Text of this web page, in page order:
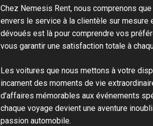
Chez Nemesis Rent, nous comprenons
envers le service à la clientèle sur
dévoués est là pour comprendre vos
vous garantir une satisfaction totale à
Les voitures que nous mettons à votre
incarnent des moments de vie
d'affaires mémorables aux événements
chaque voyage devient une aventure
passion automobile.